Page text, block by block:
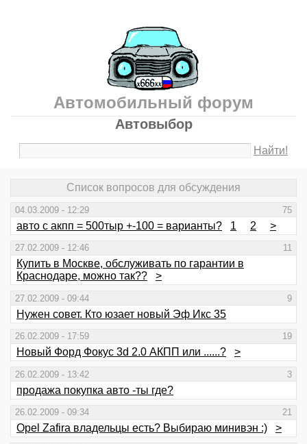
Автомобильный форум
Автовыбор
Найти!
Список вопросов для обсуждения
04.03.2009 - 12:29 75
авто с акпп = 500тыр +-100 = варианты? 1 2 >
27.02.2009 - 12:46 11
Купить в Москве, обслуживать по гарантии в
Краснодаре, можно так??
>
27.02.2009 - 09:44 9
Нужен совет. Кто юзает новый Эф Икс 35
26.02.2009 - 17:59 19
Новый Форд Фокус 3d 2.0 АКПП или ......? >
26.02.2009 - 13:42 3
продажа покупка авто -ты где?
26.02.2009 - 09:34 21
Opel Zafira владельцы есть? Выбираю минивэн :) >